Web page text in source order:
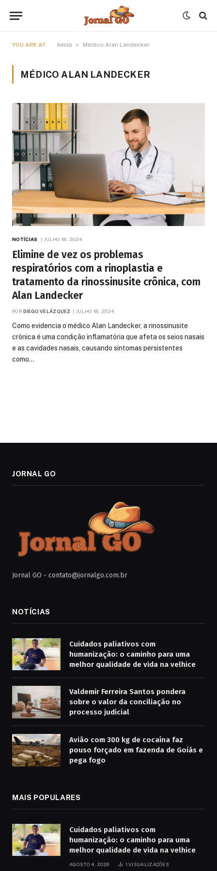
YOU ARE AT: Início » Médico Alan Landecker
MÉDICO ALAN LANDECKER
NOTÍCIAS JULHO 18, 2024
Elimine de vez os problemas
respiratórios com a rinoplastia e
tratamento da rinossinusite crônica, com
Alan Landecker
POR DIEGO VELÁZQUEZ JULHO 18, 2024
Como evidencia o médico Alan Landecker, a rinossinusite
crônica é uma condição inflamatória que afeta os seios nasais
e as cavidades nasais, causando sintomas persistentes
como…
JORNAL GO
Jornal GO - contato@jornalgo.com.br
NOTÍCIAS
Cuidados paliativos com
humanização: o caminho para uma
melhor qualidade de vida na velhice
Valdemir Ferreira Santos pondera
sobre o valor da conciliação no
processo judicial
Avião com 300 kg de cocaína faz
pouso forçado em fazenda de Goiás e
pega fogo
MAIS POPULARES
Cuidados paliativos com
humanização: o caminho para uma
melhor qualidade de vida na velhice
AGOSTO 4, 2026 1VISUALIZAÇÕES